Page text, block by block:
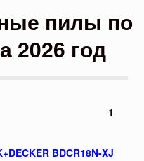
пилы по
2026 год
1
BDCR18N-XJ